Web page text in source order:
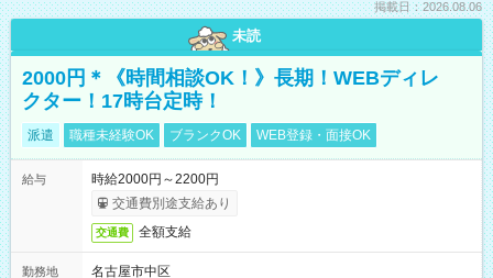
掲載日：2026.08.06
未読
2000円＊《時間相談OK！》長期！WEBディレ
クター！17時台定時！
派遣 職種未経験OK ブランクOK WEB登録・面接OK
給与
時給2000円～2200円
交通費別途支給あり
交通費 全額支給
勤務地 名古屋市中区